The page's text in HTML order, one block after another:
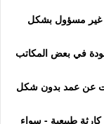
غير مسؤول بشكل
في بعض المكاتب
عن عمد بدون شكل
كارثة طبيعية - سواء